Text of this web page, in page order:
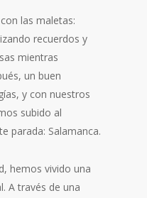
las maletas:
recuerdos y
mientras
un buen
y con nuestros
subido al
parada: Salamanca.
hemos vivido una
A través de una